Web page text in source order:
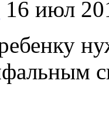
16 июл